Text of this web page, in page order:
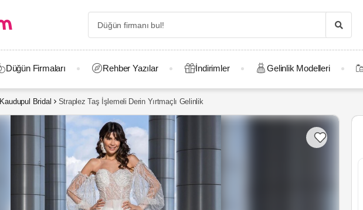
Düğün Firmaları Rehber Yazılar İndirimler Gelinlik Modelleri
Kaudupul Bridal Straplez Taş İşlemeli Derin Yırtmaçlı Gelinlik